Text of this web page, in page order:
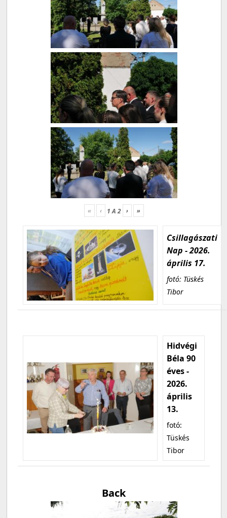
« ‹ 1A2 › »
Csillagászati
Nap - 2026.
április 17.
fotó: Tüskés
Tibor
Hidvégi
Béla 90
éves -
2026.
április
13.
fotó:
Tüskés
Tibor
Back